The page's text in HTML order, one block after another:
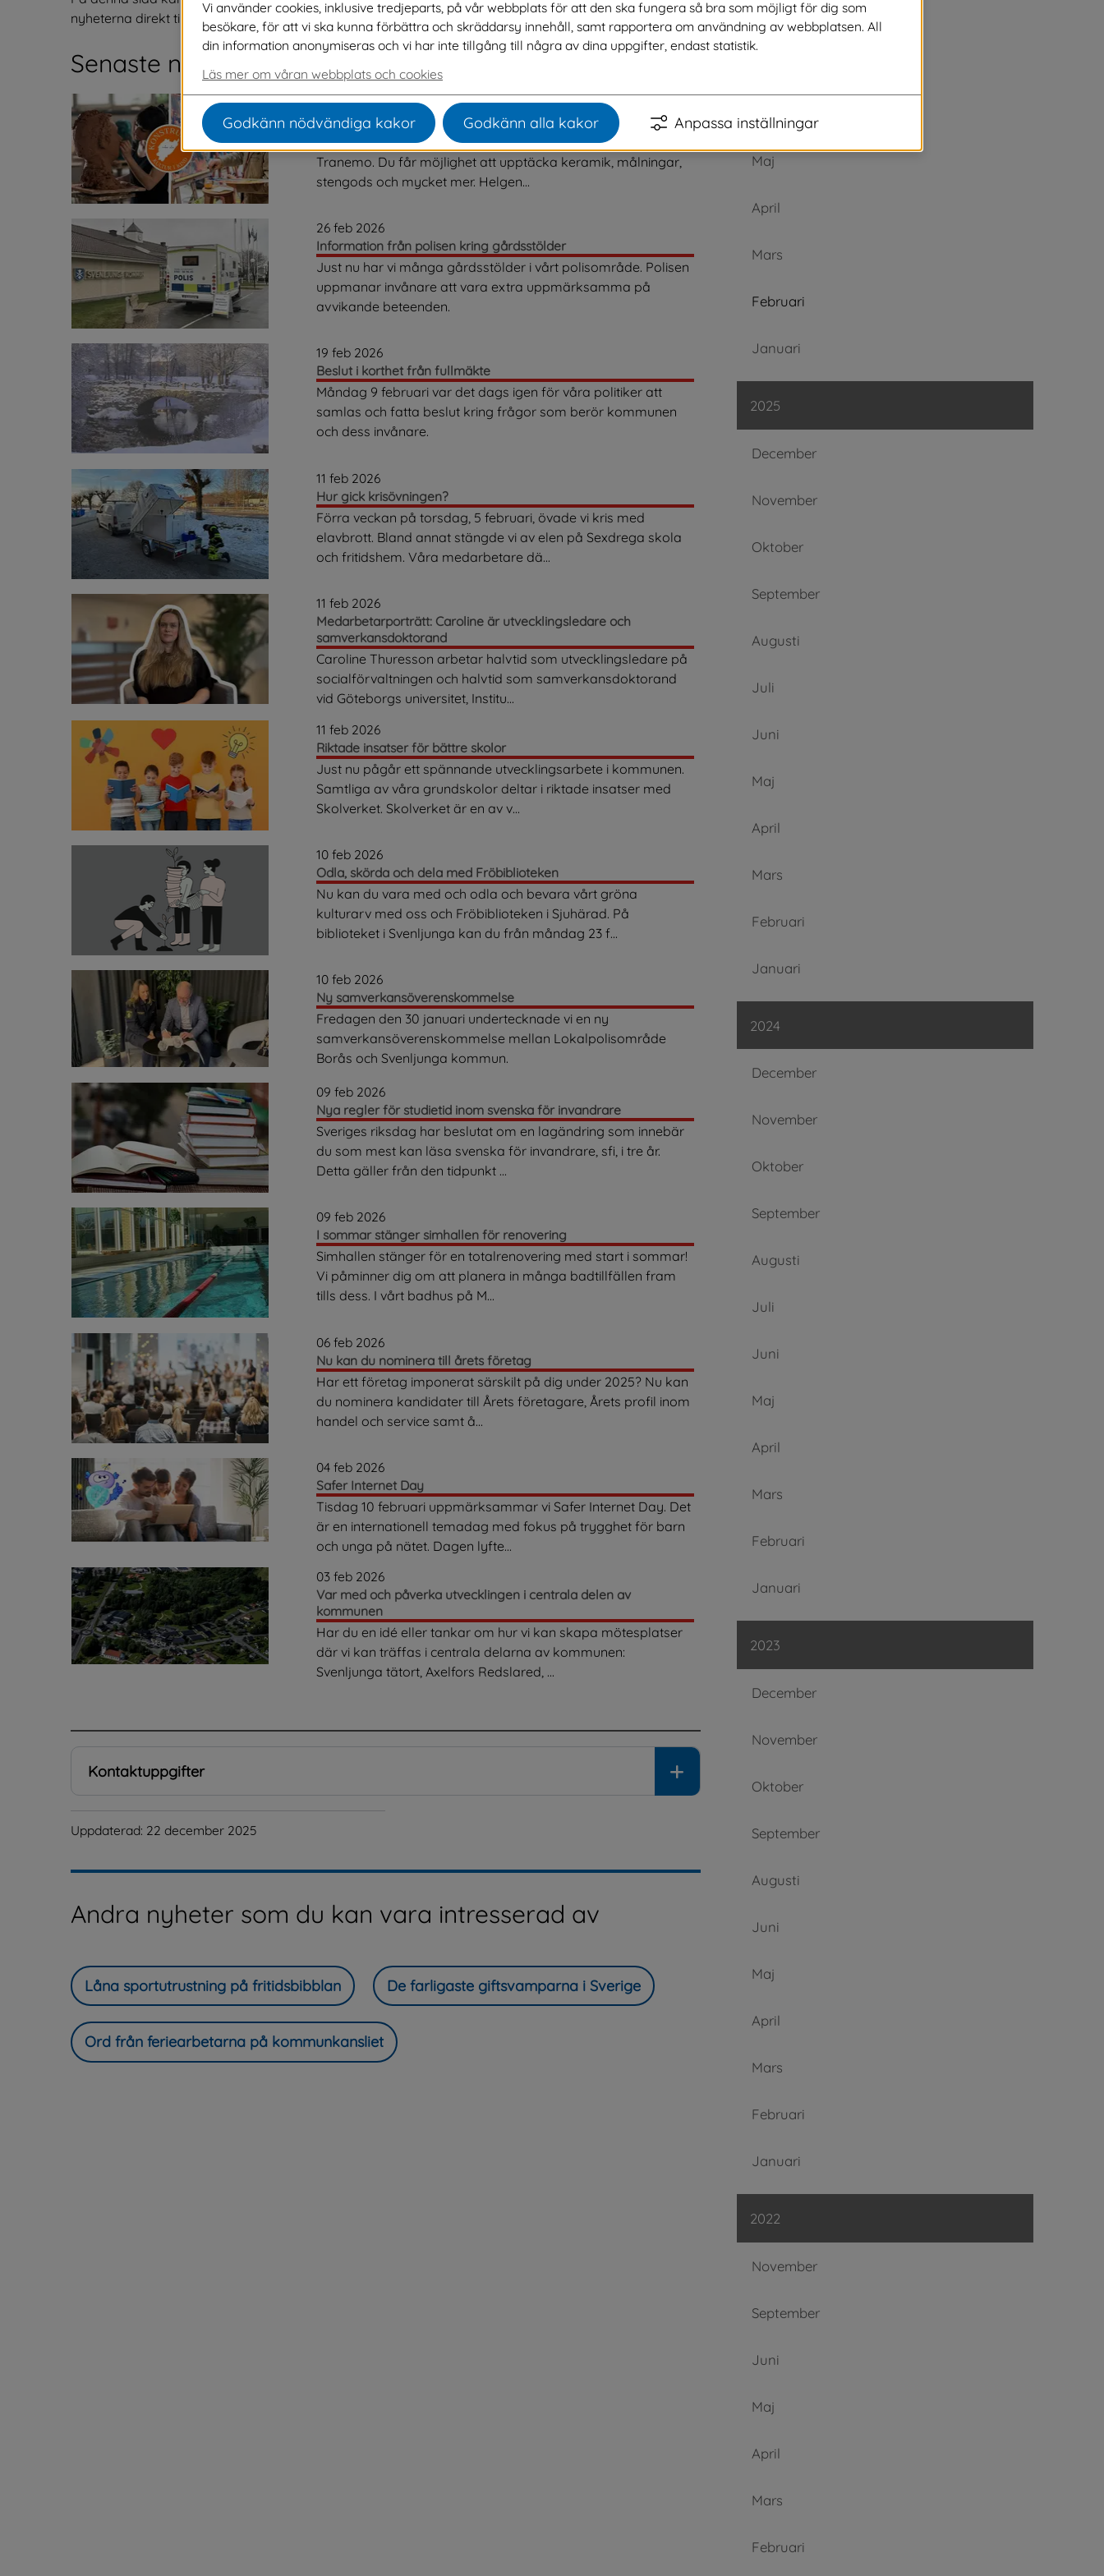
nyheterna direkt till din e-post, kan du prenumerera på alla våra nyheter.
Senaste nytt
27 feb 2026
Konstrunda i Svenljunga och Tranemo
Snart är det dags för den årliga konstrundan Svenljunga och
Tranemo. Du får möjlighet att upptäcka keramik, målningar,
stengods och mycket mer. Helgen...
26 feb 2026
Information från polisen kring gårdsstölder
Just nu har vi många gårdsstölder i vårt polisområde. Polisen
uppmanar invånare att vara extra uppmärksamma på
avvikande beteenden.
19 feb 2026
Beslut i korthet från fullmäkte
Måndag 9 februari var det dags igen för våra politiker att
samlas och fatta beslut kring frågor som berör kommunen
och dess invånare.
11 feb 2026
Hur gick krisövningen?
Förra veckan på torsdag, 5 februari, övade vi kris med
elavbrott. Bland annat stängde vi av elen på Sexdrega skola
och fritidshem. Våra medarbetare dä...
11 feb 2026
Medarbetarporträtt: Caroline är utvecklingsledare och
samverkansdoktorand
Caroline Thuresson arbetar halvtid som utvecklingsledare på
socialförvaltningen och halvtid som samverkansdoktorand
vid Göteborgs universitet, Institu...
11 feb 2026
Riktade insatser för bättre skolor
Just nu pågår ett spännande utvecklingsarbete i kommunen.
Samtliga av våra grundskolor deltar i riktade insatser med
Skolverket. Skolverket är en av v...
10 feb 2026
Odla, skörda och dela med Fröbiblioteken
Nu kan du vara med och odla och bevara vårt gröna
kulturarv med oss och Fröbiblioteken i Sjuhärad. På
biblioteket i Svenljunga kan du från måndag 23 f...
10 feb 2026
Ny samverkansöverenskommelse
Fredagen den 30 januari undertecknade vi en ny
samverkansöverenskommelse mellan Lokalpolisområde
Borås och Svenljunga kommun.
09 feb 2026
Nya regler för studietid inom svenska för invandrare
Sveriges riksdag har beslutat om en lagändring som innebär
du som mest kan läsa svenska för invandrare, sfi, i tre år.
Detta gäller från den tidpunkt ...
09 feb 2026
I sommar stänger simhallen för renovering
Simhallen stänger för en totalrenovering med start i sommar!
Vi påminner dig om att planera in många badtillfällen fram
tills dess. I vårt badhus på M...
06 feb 2026
Nu kan du nominera till årets företag
Har ett företag imponerat särskilt på dig under 2025? Nu kan
du nominera kandidater till Årets företagare, Årets profil inom
handel och service samt å...
04 feb 2026
Safer Internet Day
Tisdag 10 februari uppmärksammar vi Safer Internet Day. Det
är en internationell temadag med fokus på trygghet för barn
och unga på nätet. Dagen lyfte...
03 feb 2026
Var med och påverka utvecklingen i centrala delen av
kommunen
Har du en idé eller tankar om hur vi kan skapa mötesplatser
där vi kan träffas i centrala delarna av kommunen:
Svenljunga tätort, Axelfors Redslared, ...
Kontaktuppgifter
Uppdaterad: 22 december 2025
Andra nyheter som du kan vara intresserad av
Låna sportutrustning på fritidsbibblan De farligaste giftsvamparna i Sverige
Ord från feriearbetarna på kommunkansliet
Augusti
Juni
Maj
April
Mars
Februari
Januari
2025
December
November
Oktober
September
Augusti
Juli
Juni
Maj
April
Mars
Februari
Januari
2024
December
November
Oktober
September
Augusti
Juli
Juni
Maj
April
Mars
Februari
Januari
2023
December
November
Oktober
September
Augusti
Juni
Maj
April
Mars
Februari
Januari
2022
November
September
Juni
Maj
April
Mars
Februari
Vi använder cookies, inklusive tredjeparts, på vår webbplats för att den ska fungera så bra som möjligt för dig som
besökare, för att vi ska kunna förbättra och skräddarsy innehåll, samt rapportera om användning av webbplatsen. All
din information anonymiseras och vi har inte tillgång till några av dina uppgifter, endast statistik.
Läs mer om våran webbplats och cookies
Godkänn nödvändiga kakor Godkänn alla kakor Anpassa inställningar